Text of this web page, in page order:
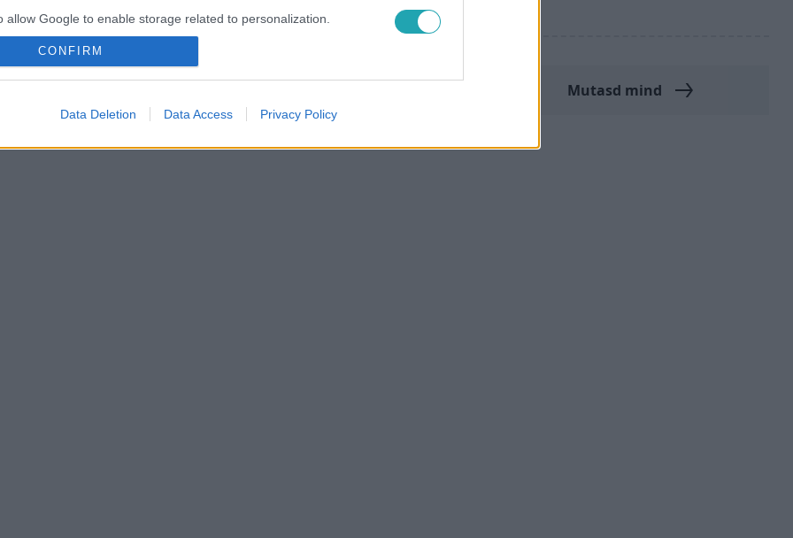
allow Google to enable storage related to personalization.
functionality and fraud prevention, and other user protection.
CONFIRM
Data Deletion Data Access Privacy Policy
Mutasd mind